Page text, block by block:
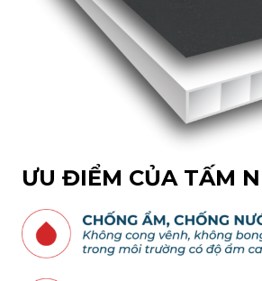
ƯU ĐIỂM CỦA TẤM